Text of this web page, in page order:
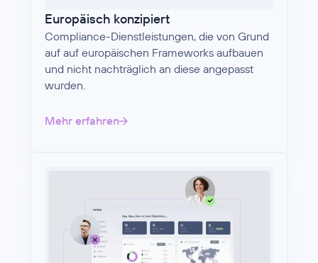
Europäisch konzipiert
Compliance-Dienstleistungen, die von Grund
auf auf europäischen Frameworks aufbauen
und nicht nachträglich an diese angepasst
wurden.
Mehr erfahren